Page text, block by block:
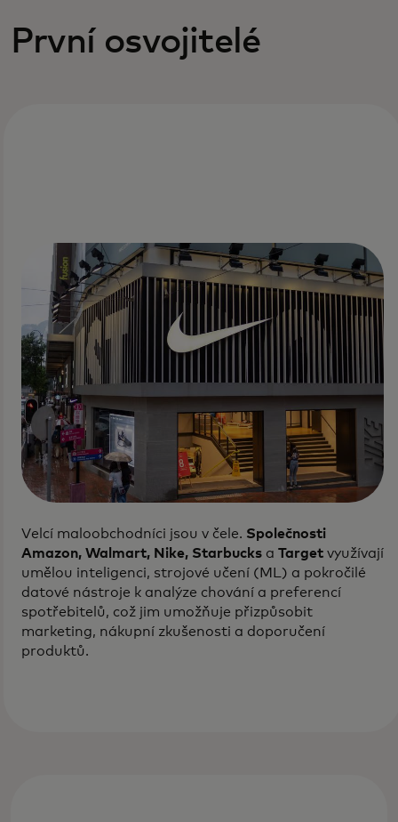
První osvojitelé
Velcí maloobchodníci jsou v čele. Společnosti
Amazon, Walmart, Nike, Starbucks a Target využívají
umělou inteligenci, strojové učení (ML) a pokročilé
datové nástroje k analýze chování a preferencí
spotřebitelů, což jim umožňuje přizpůsobit
marketing, nákupní zkušenosti a doporučení
produktů.